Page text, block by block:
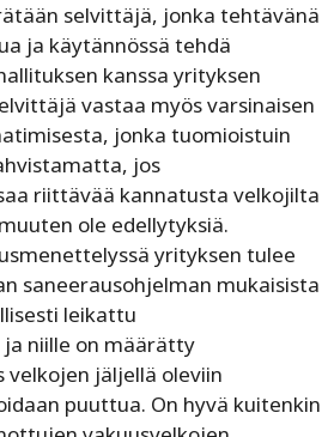
selvittäjä, jonka tehtävänä
ja käytännössä tehdä
kanssa yrityksen
vastaa myös varsinaisen
jonka tuomioistuin
jos
riittävää kannatusta velkojilta
ole edellytyksiä.
yrityksen tulee
saneerausohjelman mukaisista
leikattu
ja niille on määrätty
velkojen jäljellä oleviin
puuttua. On hyvä kuitenkin